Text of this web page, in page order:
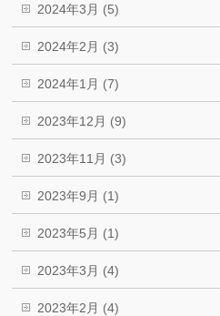
2024年3月 (5)
2024年2月 (3)
2024年1月 (7)
2023年12月 (9)
2023年11月 (3)
2023年9月 (1)
2023年5月 (1)
2023年3月 (4)
2023年2月 (4)